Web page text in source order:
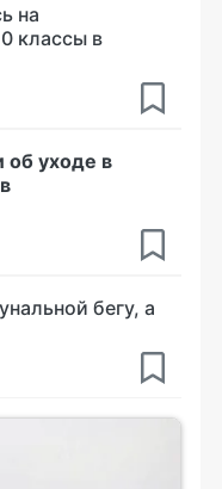
на
классы в
об уходе в
бегу, а